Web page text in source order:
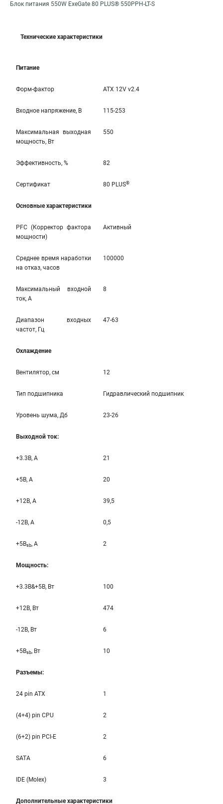
Блок питания 550W ExeGate 80 PLUS® 550PPH-LT-S
Технические характеристики
Питание
Форм-фактор ATX 12V v2.4
Входное напряжение, В 115-253
Максимальная выходная
мощность, Вт
550
Эффективность, % 82
Сертификат 80 PLUS®
Основные характеристики
PFC (Корректор фактора
мощности)
Активный
Среднее время наработки
на отказ, часов
100000
Максимальный входной
ток, А
8
Диапазон входных
частот, Гц
47-63
Охлаждение
Вентилятор, см 12
Тип подшипника Гидравлический подшипник
Уровень шума, Дб 23-26
Выходной ток:
+3.3B, А 21
+5B, А 20
+12B, A 39,5
-12B, A 0,5
+5Bsb, A 2
Мощность:
+3.3B&+5B, Вт 100
+12B, Вт 474
-12B, Вт 6
+5Bsb, Вт 10
Разъемы:
24 pin ATX 1
(4+4) pin CPU 2
(6+2) pin PCI-E 2
SATA 6
IDE (Molex) 3
Дополнительные характеристики